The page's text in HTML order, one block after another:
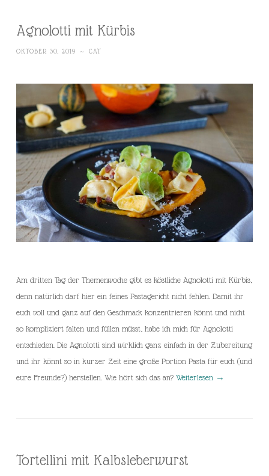
Agnolotti mit Kürbis
OKTOBER 30, 2019 ~ CAT
Am dritten Tag der Themenwoche gibt es köstliche Agnolotti mit Kürbis,
denn natürlich darf hier ein feines Pastagericht nicht fehlen. Damit ihr
euch voll und ganz auf den Geschmack konzentrieren könnt und nicht
so kompliziert falten und füllen müsst, habe ich mich für Agnolotti
entschieden. Die Agnolotti sind wirklich ganz einfach in der Zubereitung
und ihr könnt so in kurzer Zeit eine große Portion Pasta für euch (und
eure Freunde?) herstellen. Wie hört sich das an? Weiterlesen →
Tortellini mit Kalbsleberwurst